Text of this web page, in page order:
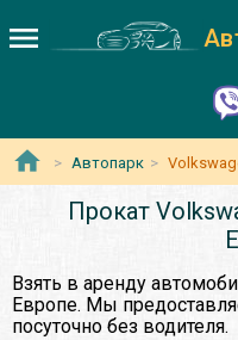
Автопарк
Прокат
Взять в аренду
Европе. Мы
посуточно без водителя.